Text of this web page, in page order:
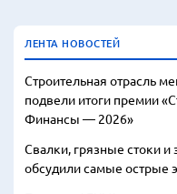
ЛЕНТА НОВОСТЕЙ
Строительная отрасль
подвели итоги премии
Финансы — 2026»
Свалки, грязные стоки
обсудили самые острые